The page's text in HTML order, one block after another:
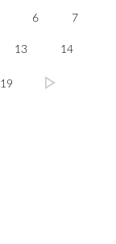
6 7
13 14
19